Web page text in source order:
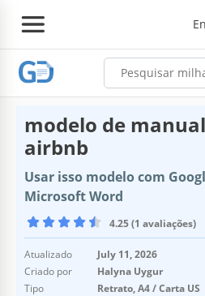
modelo de
airbnb
Usar isso modelo com
Microsoft Word
4.25 (1 avaliações)
Atualizado
July 11, 2026
Criado por
Halyna Uygur
Tipo
Retrato, A4 / Carta US